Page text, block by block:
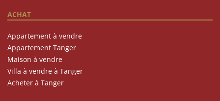
ACHAT
Appartement à vendre
Appartement Tanger
Maison à vendre
Villa à vendre à Tanger
Acheter à Tanger